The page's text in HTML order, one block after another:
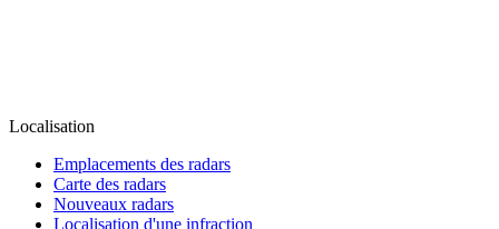
Localisation
Emplacements des radars
Carte des radars
Nouveaux radars
Localisation d'une infraction